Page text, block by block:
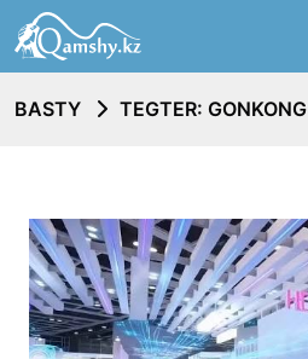
BASTY TEGTER: GONKONG